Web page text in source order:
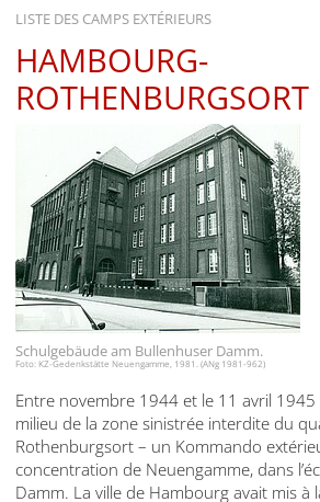
LISTE DES CAMPS EXTÉRIEURS
ACCUEIL
ACTUALITÉS
EXPOSITIONS
HISTORIQUE
FORMATION
RECHERCHE
SERVICE
HAMBOURG-
ROTHENBURGSORT
Schulgebäude am Bullenhuser Damm.
Foto: KZ-Gedenkstätte Neuengamme, 1981. (ANg 1981-962)
Entre novembre 1944 et le 11 avril
milieu de la zone sinistrée interdite du
Rothenburgsort – un Kommando
concentration de Neuengamme, dans
Damm. La ville de Hambourg avait mis à